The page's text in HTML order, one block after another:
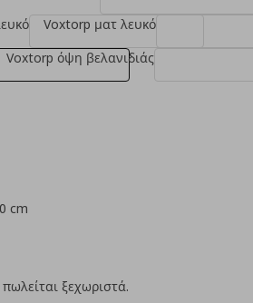
cm
ξεχωριστά.
Voxtorp ματ λευκό
Voxtorp όψη βελανιδιάς